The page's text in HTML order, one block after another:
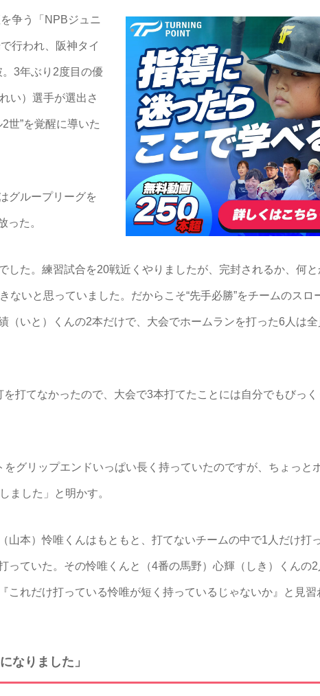
争う「NPBジュニ
行われ、阪神タイ
3年ぶり2度目の優
い）選手が選出さ
世”を覚醒に導いた
グループリーグを
った。
た。練習試合を20戦近くやりましたが、完封されるか、何と
いと思っていました。だからこそ“先手必勝”をチームのスロ
いと）くんの2本だけで、大会でホームランを打った6人は全
打てなかったので、大会で3本打てたことには自分でもびっく
グリップエンドいっぱい長く持っていたのですが、ちょっと
ました」と明かす。
本）怜唯くんはもともと、打てないチームの中で1人だけ打
ていた。その怜唯くんと（4番の馬野）心輝（しき）くんの2
れだけ打っている怜唯が短く持っているじゃないか』と見習
なりました」